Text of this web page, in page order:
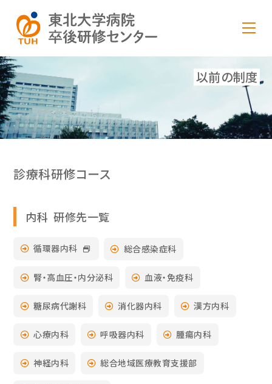
以前の制度
診療科研修コース
内科 研修先一覧
循環器内科 総合感染症科
腎・高血圧・内分泌科 血液・免疫科
糖尿病代謝科 消化器内科 漢方内科
心療内科 呼吸器内科 腫瘍内科
神経内科 総合地域医療教育支援部